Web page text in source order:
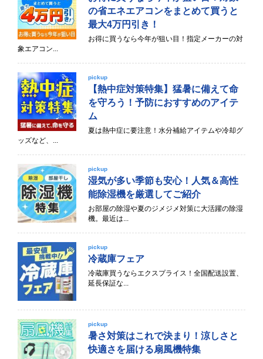
の省エネエアコンをまとめて買うと
最大4万円引き！
お得に買うなら今年が狙い目！指定メーカーの対
象エアコン...
pickup
【熱中症対策特集】猛暑に備えて命
を守ろう！予防におすすめのアイテ
ム
夏は熱中症に要注意！水分補給アイテムや冷却グ
ッズなど、...
pickup
湿気が多い季節も安心！人気＆高性
能除湿機を厳選してご紹介
お部屋の除湿や夏のジメジメ対策に大活躍の除湿
機。最近は...
pickup
冷蔵庫フェア
冷蔵庫買うならエクスプライス！全国配送設置、
延長保証な...
pickup
暑さ対策はこれで決まり！涼しさと
快適さを届ける扇風機特集